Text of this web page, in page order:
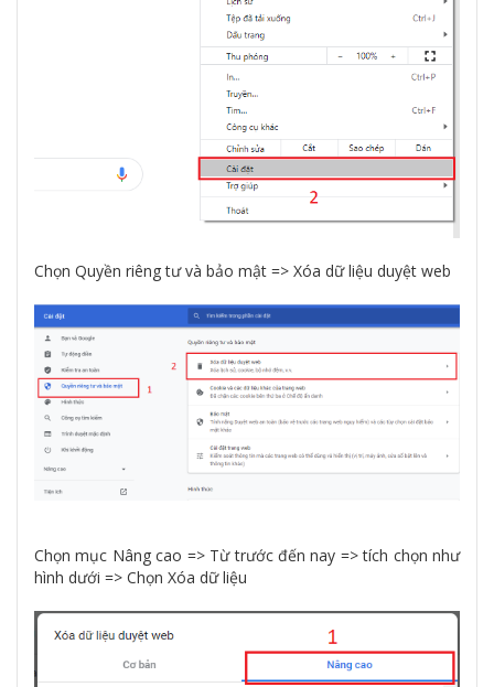
Chọn Quyền riêng tư và bảo mật => Xóa dữ liệu duyệt web
Chọn mục Nâng cao => Từ trước đến nay => tích chọn như
hình dưới => Chọn Xóa dữ liệu